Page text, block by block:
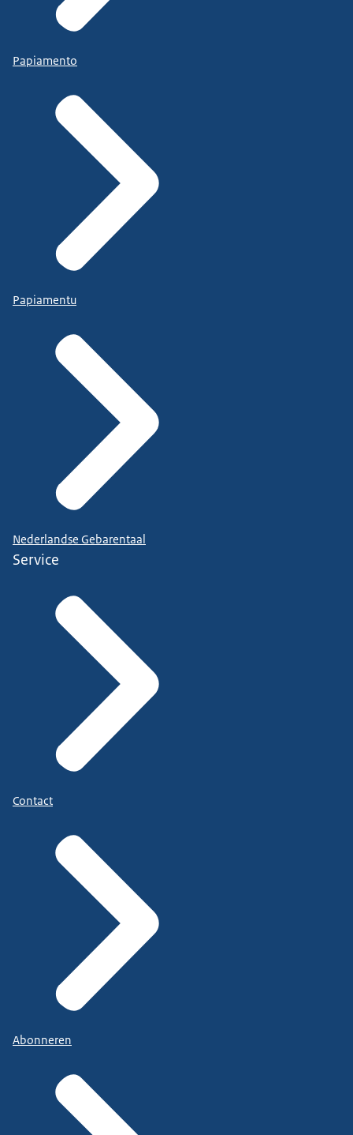
Papiamento
Papiamentu
Nederlandse Gebarentaal
Service
Contact
Abonneren